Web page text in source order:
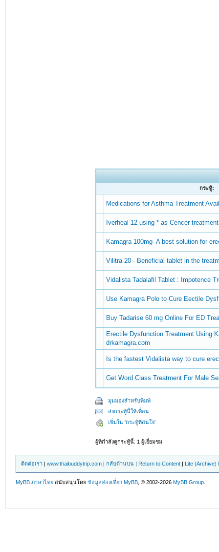
กระทู้:
Medications for Asthma Treatment
Iverheal 12 using * as Cencer treatment
Kamagra 100mg- A best solution for
Vilitra 20 - Beneficial tablet in the
Vidalista Tadalafil Tablet : Impotence
Use Kamagra Polo to Cure Eectile
Buy Tadarise 60 mg Online For ED
Erectile Dysfunction Treatment Using
drkamagra.com
Is the fastest Vidalista way to cure
Get Word Class Treatment For Male
มุมมองสำหรับพิมพ์
ส่งกระทู้นี้ให้เพื่อน
เพิ่มใน 'กระทู้ที่สนใจ'
ผู้ที่กำลังดูกระทู้นี้: 1 ผู้เยี่ยมชม
ติดต่อเรา |www.thaibuddytrip.com |กลับด้านบน | Return to Content | Lite (Archive)
MyBB ภาษาไทย สนับสนุนโดยข้อมูลท่องเที่ยว MyBB , © 2002-2026MyBB Group